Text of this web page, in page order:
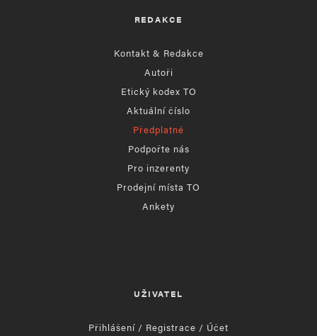
REDAKCE
Kontakt & Redakce
Autoři
Etický kodex TO
Aktuální číslo
Předplatné
Podpořte nás
Pro inzerenty
Prodejní místa TO
Ankety
UŽIVATEL
Přihlášení / Registrace / Účet